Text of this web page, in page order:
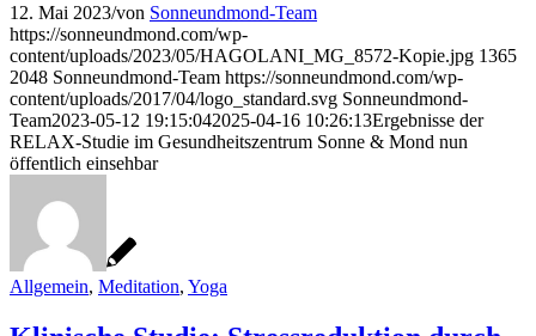
12. Mai 2023/von Sonneundmond-Team
https://sonneundmond.com/wp-
content/uploads/2023/05/HAGOLANI_MG_8572-Kopie.jpg 1365
2048 Sonneundmond-Team https://sonneundmond.com/wp-
content/uploads/2017/04/logo_standard.svg Sonneundmond-
Team2023-05-12 19:15:042025-04-16 10:26:13Ergebnisse der
RELAX-Studie im Gesundheitszentrum Sonne & Mond nun
öffentlich einsehbar
Allgemein, Meditation, Yoga